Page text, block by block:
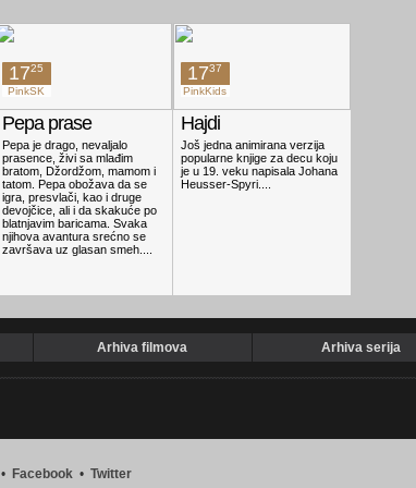
1725
PinkSK
Pepa prase
Pepa je drago, nevaljalo
prasence, živi sa mlađim
bratom, Džordžom, mamom i
tatom. Pepa obožava da se
igra, presvlači, kao i druge
devojčice, ali i da skakuće po
blatnjavim baricama. Svaka
njihova avantura srećno se
završava uz glasan smeh....
1737
PinkKids
Hajdi
Još jedna animirana verzija
popularne knjige za decu koju
je u 19. veku napisala Johana
Heusser-Spyri....
Arhiva filmova Arhiva serija
• Facebook • Twitter